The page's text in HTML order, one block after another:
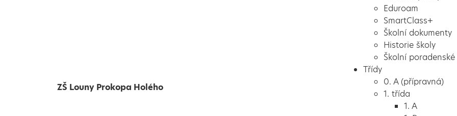
Eduroam
SmartClass+
Školní dokumenty
Historie školy
Školní
Třídy
0. A (přípravná)
1. třída
1. A
ZŠ Louny Prokopa Holého